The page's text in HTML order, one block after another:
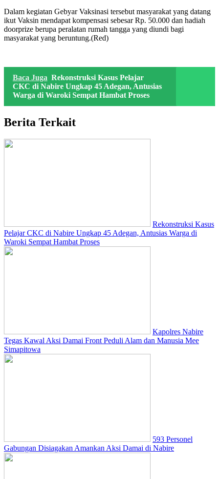
Dalam kegiatan Gebyar Vaksinasi tersebut masyarakat yang datang
ikut Vaksin mendapat kompensasi sebesar Rp. 50.000 dan hadiah
doorprize berupa peralatan rumah tangga yang diundi bagi
masyarakat yang beruntung.(Red)
Baca Juga Rekonstruksi Kasus Pelajar
CKC di Nabire Ungkap 45 Adegan, Antusias
Warga di Waroki Sempat Hambat Proses
Berita Terkait
Rekonstruksi Kasus
Pelajar CKC di Nabire Ungkap 45 Adegan, Antusias Warga di
Waroki Sempat Hambat Proses
Kapolres Nabire
Tegas Kawal Aksi Damai Front Peduli Alam dan Manusia Mee
Simapitowa
593 Personel
Gabungan Disiagakan Amankan Aksi Damai di Nabire